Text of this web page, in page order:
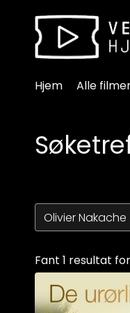
Hjem Alle
Fant 1 resultat